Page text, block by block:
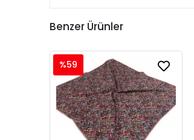
Benzer Ürünler
%59